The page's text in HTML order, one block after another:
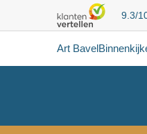
9.3/
Art Bavel